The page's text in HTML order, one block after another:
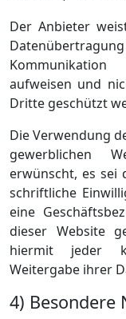
Der Anbieter
aufweisen und
Dritte geschützt
Die Verwendung
gewerblichen
erwünscht, es sei
schriftliche
eine
dieser Website
hiermit jeder
Weitergabe ihrer
4) Besondere